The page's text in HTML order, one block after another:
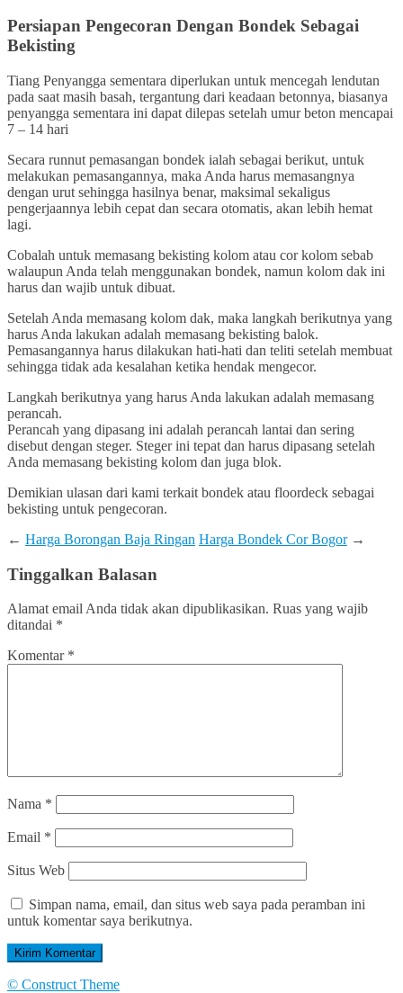
Persiapan Pengecoran Dengan Bondek Sebagai
Bekisting
Tiang Penyangga sementara diperlukan untuk mencegah lendutan
pada saat masih basah, tergantung dari keadaan betonnya, biasanya
penyangga sementara ini dapat dilepas setelah umur beton mencapai
7 – 14 hari
Secara runnut pemasangan bondek ialah sebagai berikut, untuk
melakukan pemasangannya, maka Anda harus memasangnya
dengan urut sehingga hasilnya benar, maksimal sekaligus
pengerjaannya lebih cepat dan secara otomatis, akan lebih hemat
lagi.
Cobalah untuk memasang bekisting kolom atau cor kolom sebab
walaupun Anda telah menggunakan bondek, namun kolom dak ini
harus dan wajib untuk dibuat.
Setelah Anda memasang kolom dak, maka langkah berikutnya yang
harus Anda lakukan adalah memasang bekisting balok.
Pemasangannya harus dilakukan hati-hati dan teliti setelah membuat
sehingga tidak ada kesalahan ketika hendak mengecor.
Langkah berikutnya yang harus Anda lakukan adalah memasang
perancah.
Perancah yang dipasang ini adalah perancah lantai dan sering
disebut dengan steger. Steger ini tepat dan harus dipasang setelah
Anda memasang bekisting kolom dan juga blok.
Demikian ulasan dari kami terkait bondek atau floordeck sebagai
bekisting untuk pengecoran.
← Harga Borongan Baja Ringan Harga Bondek Cor Bogor→
Tinggalkan Balasan
Alamat email Anda tidak akan dipublikasikan. Ruas yang wajib
ditandai *
Komentar *
Nama *
Email *
Situs Web
Simpan nama, email, dan situs web saya pada peramban ini
untuk komentar saya berikutnya.
© Construct Theme